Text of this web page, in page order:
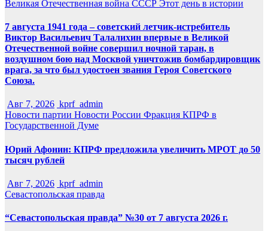
Великая Отечественная война СССР Этот день в истории
7 августа 1941 года – советский летчик-истребитель
Виктор Васильевич Талалихин впервые в Великой
Отечественной войне совершил ночной таран, в
воздушном бою над Москвой уничтожив бомбардировщик
врага, за что был удостоен звания Героя Советского
Союза.
Авг 7, 2026 kprf_admin
Новости партии Новости России Фракция КПРФ в
Государственной Думе
Юрий Афонин: КПРФ предложила увеличить МРОТ до 50
тысяч рублей
Авг 7, 2026 kprf_admin
Севастопольская правда
“Севастопольская правда” №30 от 7 августа 2026 г.